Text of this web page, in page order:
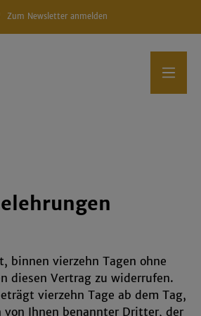
Zum Newsletter anmelden
binnen vierzehn Tagen ohne
diesen Vertrag zu widerrufen.
vierzehn Tage ab dem Tag,
von Ihnen benannter Dritter, der